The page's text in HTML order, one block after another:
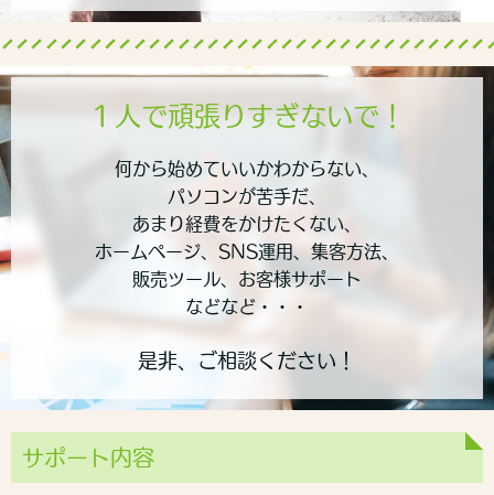
１人で頑張りすぎないで！
何から始めていいかわからない、
パソコンが苦手だ、
あまり経費をかけたくない、
ホームページ、SNS運用、集客方法、
販売ツール、お客様サポート
などなど・・・
是非、ご相談ください！
サポート内容